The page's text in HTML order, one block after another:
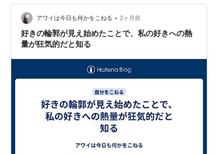
声に耳を傾け，えり好みせず学ぶことでどんどん成長し
ていく。（位置 No. 335） 欲は少なく，こだわりも薄い
状態で学び，成長…
アワイは今日も何かをこねる • 2ヶ月前
好きの輪郭が見え始めたことで、私の好きへの熱
量が狂気的だと知る